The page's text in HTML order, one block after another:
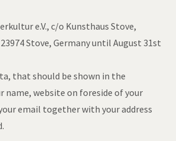
e.V., c/o Kunsthaus Stove,
Stove, Germany until August 31st
that should be shown in the
name, website on foreside of your
email together with your address